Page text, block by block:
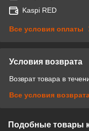
Kaspi RED
Все условия оплаты
Условия возврата
Возврат товара в
Все условия
Подобные товары